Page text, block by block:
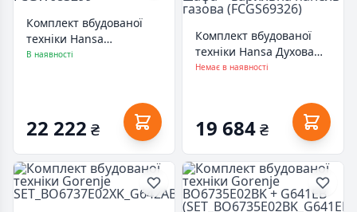
Комплект вбудованої
техніки Hansa
FCGW683299
В наявності
22 222 ₴
Комплект вбудованої
техніки Hansa Духова
шафа + варильна
Немає в наявності
19 684₴